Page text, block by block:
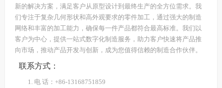
新的解决方案，满足客户从原型设计到最终生产的全方位需求。我
们专注于复杂几何形状和高外观要求的零件加工，通过强大的制造
网络和丰富的加工能力，确保每一件产品都符合最高标准。我们以
客户为中心，提供一站式数字化制造服务，助力客户快速将产品推
向市场，推动产品开发与创新，成为您值得信赖的制造合作伙伴。
联系方式：
1. 电 话：+86-13168751859